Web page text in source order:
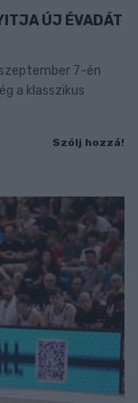
ÚJ ÉVADÁT
7-én
a klasszikus
Szólj hozzá!